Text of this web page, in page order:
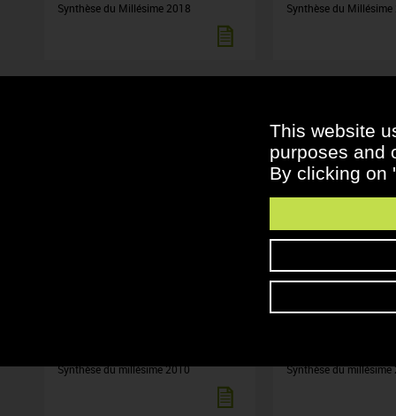
Synthèse du Millésime 2018 Synthèse du Millésime
Synthèse millésime
Synthèse du millésime 2010 Synthèse du millésime
This website
purposes and
By clicking on